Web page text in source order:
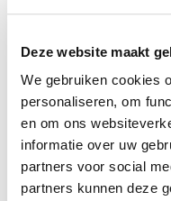
Deze website maakt
We gebruiken cookies
personaliseren, om
en om ons
informatie over uw
partners voor social
partners kunnen deze
Een selectie van de
- Utrecht voor het
college te
als top ballon.
- voor de opening
Langedijk, twee
- Hizihair in Utrecht